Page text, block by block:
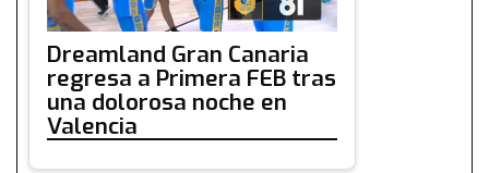
Dreamland Gran Canaria
regresa a Primera FEB tras
una dolorosa noche en
Valencia